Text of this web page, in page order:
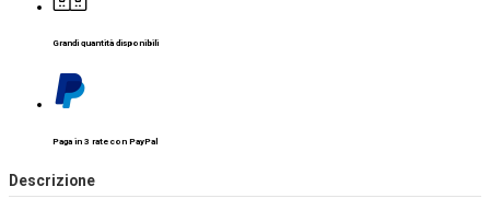
Grandi quantità disponibili
Paga in 3 rate con PayPal
Descrizione